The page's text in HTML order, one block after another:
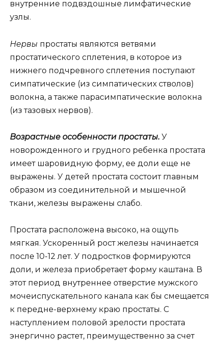
внутренние подвздошные лимфатические
узлы.
Нервы простаты являются ветвями
простатического сплетения, в которое из
нижнего подчревного сплетения поступают
симпатические (из симпатических стволов)
волокна, а также парасимпатические волокна
(из тазовых нервов).
Возрастные особенности простаты. У
новорожденного и грудного ребенка простата
имеет шаровидную форму, ее доли еще не
выражены. У детей простата состоит главным
образом из соединительной и мышечной
ткани, железы выражены слабо.
Простата расположена высоко, на ощупь
мягкая. Ускоренный рост железы начинается
после 10-12 лет. У подростков формируются
доли, и железа приобретает форму каштана. В
этот период внутреннее отверстие мужского
мочеиспускательного канала как бы смещается
к передне-верхнему краю простаты. С
наступлением половой зрелости простата
энергично растет, преимущественно за счет